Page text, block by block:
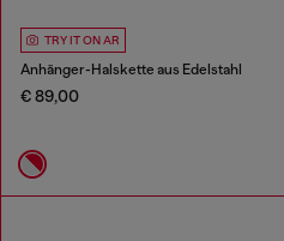
TRY IT ON AR
Anhänger-Halskette aus Edelstahl
€ 89,00